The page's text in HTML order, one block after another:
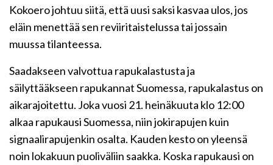
Kokoero johtuu siitä, että uusi saksi kasvaa ulos, jos
eläin menettää sen reviiritaistelussa tai jossain
muussa tilanteessa.
Saadakseen valvottua rapukalastusta ja
säilyttääkseen rapukannat Suomessa, rapukalastus on
aikarajoitettu. Joka vuosi 21. heinäkuuta klo 12:00
alkaa rapukausi Suomessa, niin jokirapujen kuin
signaalirapujenkin osalta. Kauden kesto on yleensä
noin lokakuun puoliväliin saakka. Koska rapukausi on